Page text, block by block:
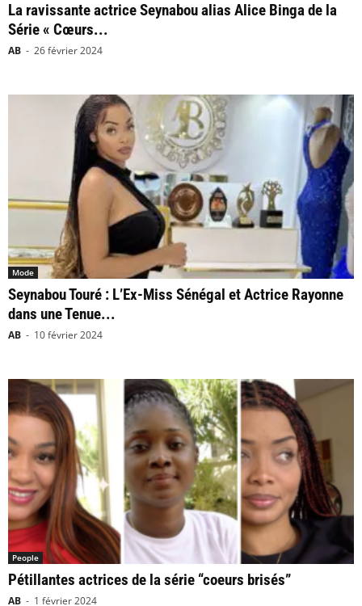
La ravissante actrice Seynabou alias Alice Binga de la
Série « Cœurs...
AB - 26 février 2024
Mode
Seynabou Touré : L’Ex-Miss Sénégal et Actrice Rayonne
dans une Tenue...
AB - 10 février 2024
People
Pétillantes actrices de la série “coeurs brisés”
AB - 1 février 2024